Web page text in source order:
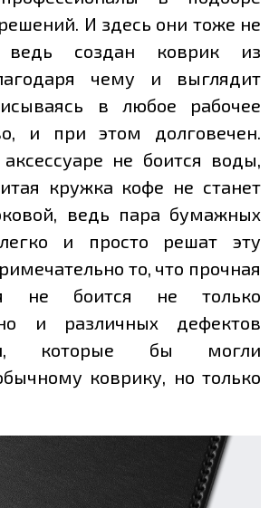
И здесь они тоже не
ведь создан коврик из
чему и выглядит
в любое рабочее
и при этом долговечен.
не боится воды,
кружка кофе не станет
ведь пара бумажных
и просто решат эту
то, что прочная
не боится не только
и различных дефектов
которые бы могли
коврику, но только